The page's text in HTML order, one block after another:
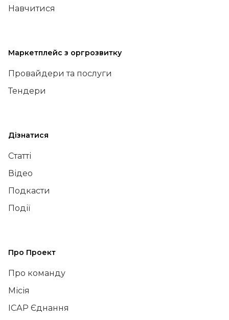
Навчитися
Маркетплейс з оргрозвитку
Провайдери та послуги
Тендери
Дізнатися
Статті
Відео
Подкасти
Події
Про Проект
Про команду
Місія
ІСАР Єднання